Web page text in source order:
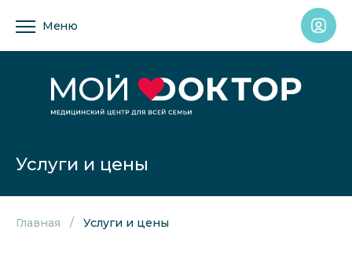
Меню
Услуги и цены
Главная Услуги и цены